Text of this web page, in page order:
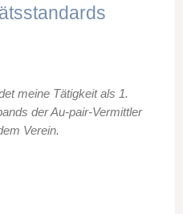
meine Tätigkeit als 1.
der Au-pair-Vermittler
Verein.